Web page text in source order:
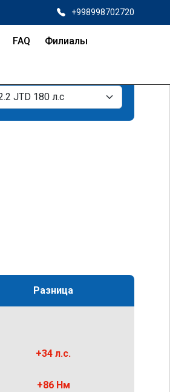
+998998702720
FAQ Филиалы
Разница
+34 л.с.
+86 Нм